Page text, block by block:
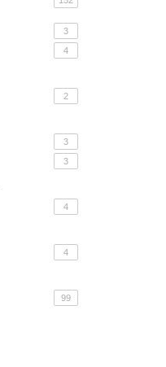
3
4
2
3
3
4
4
99